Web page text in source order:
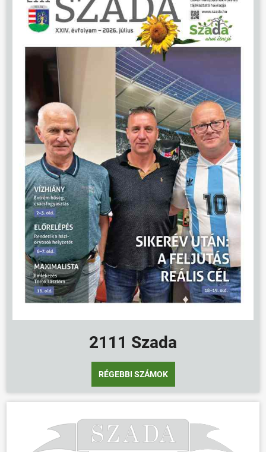
ÖNKORMÁNYZAT
ÜGYINTÉZÉS
KÖZÖSSÉG
HÍREK
VÁLASZTÁSOK
2111 Szada
RÉGEBBI SZÁMOK